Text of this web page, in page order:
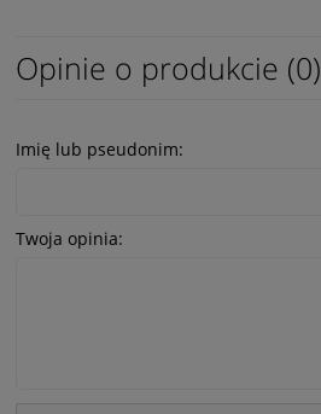
Opinie o produkcie (0)
Imię lub pseudonim:
Twoja opinia: